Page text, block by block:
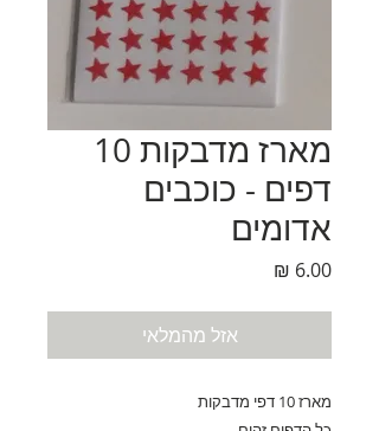
מארז מדבקות 10
דפים - כוכבים
אדומים
אזל מהמלאי
מארז 10 דפי מדבקות